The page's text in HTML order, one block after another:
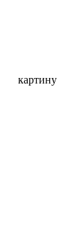
картину